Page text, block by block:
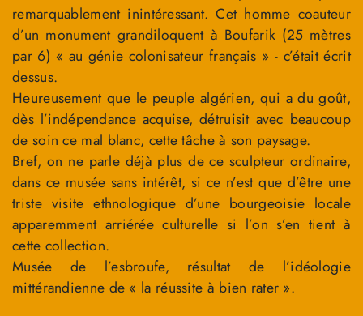
remarquablement inintéressant. Cet homme coauteur
d’un monument grandiloquent à Boufarik (25 mètres
par 6) « au génie colonisateur français » - c’était écrit
dessus.
Heureusement que le peuple algérien, qui a du goût,
dès l’indépendance acquise, détruisit avec beaucoup
de soin ce mal blanc, cette tâche à son paysage.
Bref, on ne parle déjà plus de ce sculpteur ordinaire,
dans ce musée sans intérêt, si ce n’est que d’être une
triste visite ethnologique d’une bourgeoisie locale
apparemment arriérée culturelle si l’on s’en tient à
cette collection.
Musée de l’esbroufe, résultat de l’idéologie
mittérandienne de « la réussite à bien rater ».